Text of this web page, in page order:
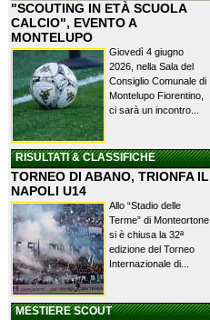
"SCOUTING IN ETÀ SCUOLA
CALCIO", EVENTO A
MONTELUPO
Giovedì 4 giugno
2026, nella Sala del
Consiglio Comunale di
Montelupo Fiorentino,
ci sarà un incontro...
RISULTATI & CLASSIFICHE
TORNEO DI ABANO, TRIONFA IL
NAPOLI U14
Allo “Stadio delle
Terme” di Monteortone
si è chiusa la 32ª
edizione del Torneo
Internazionale di...
MESTIERE SCOUT